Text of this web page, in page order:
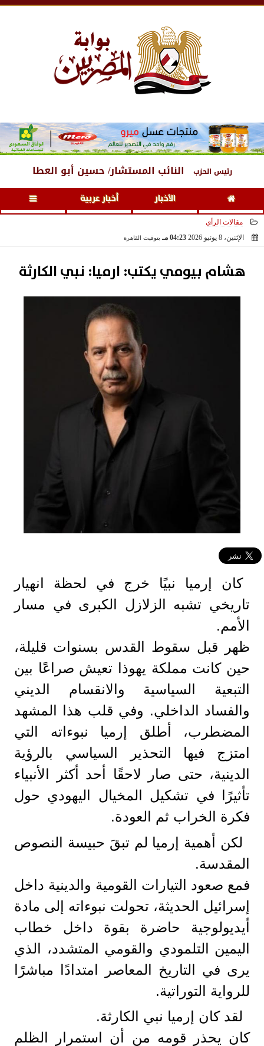
رئيس الحزب النائب المستشار/ حسين أبو العطا
الأخبار أخبار عربية
مقالات الرأي
الإثنين، 8 يونيو 2026
04:23 مـ بتوقيت القاهرة
هشام بيومي يكتب: ارميا: نبي الكارثة
كان إرميا نبيًا خرج في لحظة انهيار
تاريخي تشبه الزلازل الكبرى في مسار
الأمم.
ظهر قبل سقوط القدس بسنوات قليلة،
حين كانت مملكة يهوذا تعيش صراعًا بين
التبعية السياسية والانقسام الديني
والفساد الداخلي. وفي قلب هذا المشهد
المضطرب، أطلق إرميا نبوءاته التي
امتزج فيها التحذير السياسي بالرؤية
الدينية، حتى صار لاحقًا أحد أكثر الأنبياء
تأثيرًا في تشكيل المخيال اليهودي حول
فكرة الخراب ثم العودة.
لكن أهمية إرميا لم تبقَ حبيسة النصوص
المقدسة.
فمع صعود التيارات القومية والدينية داخل
إسرائيل الحديثة، تحولت نبوءاته إلى مادة
أيديولوجية حاضرة بقوة داخل خطاب
اليمين التلمودي والقومي المتشدد، الذي
يرى في التاريخ المعاصر امتدادًا مباشرًا
للرواية التوراتية.
لقد كان إرميا نبي الكارثة.
كان يحذر قومه من أن استمرار الظلم